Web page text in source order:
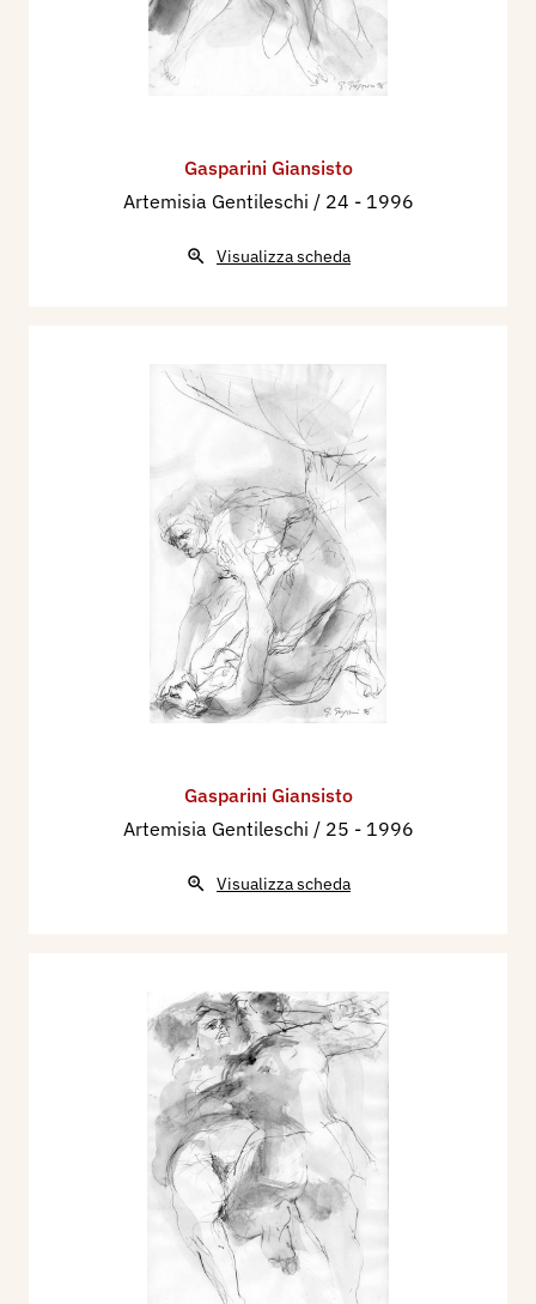
Gasparini Giansisto
Artemisia Gentileschi / 24 - 1996
Visualizza scheda
Gasparini Giansisto
Artemisia Gentileschi / 25 - 1996
Visualizza scheda